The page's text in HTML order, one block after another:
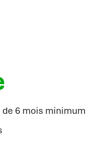
de 6 mois minimum